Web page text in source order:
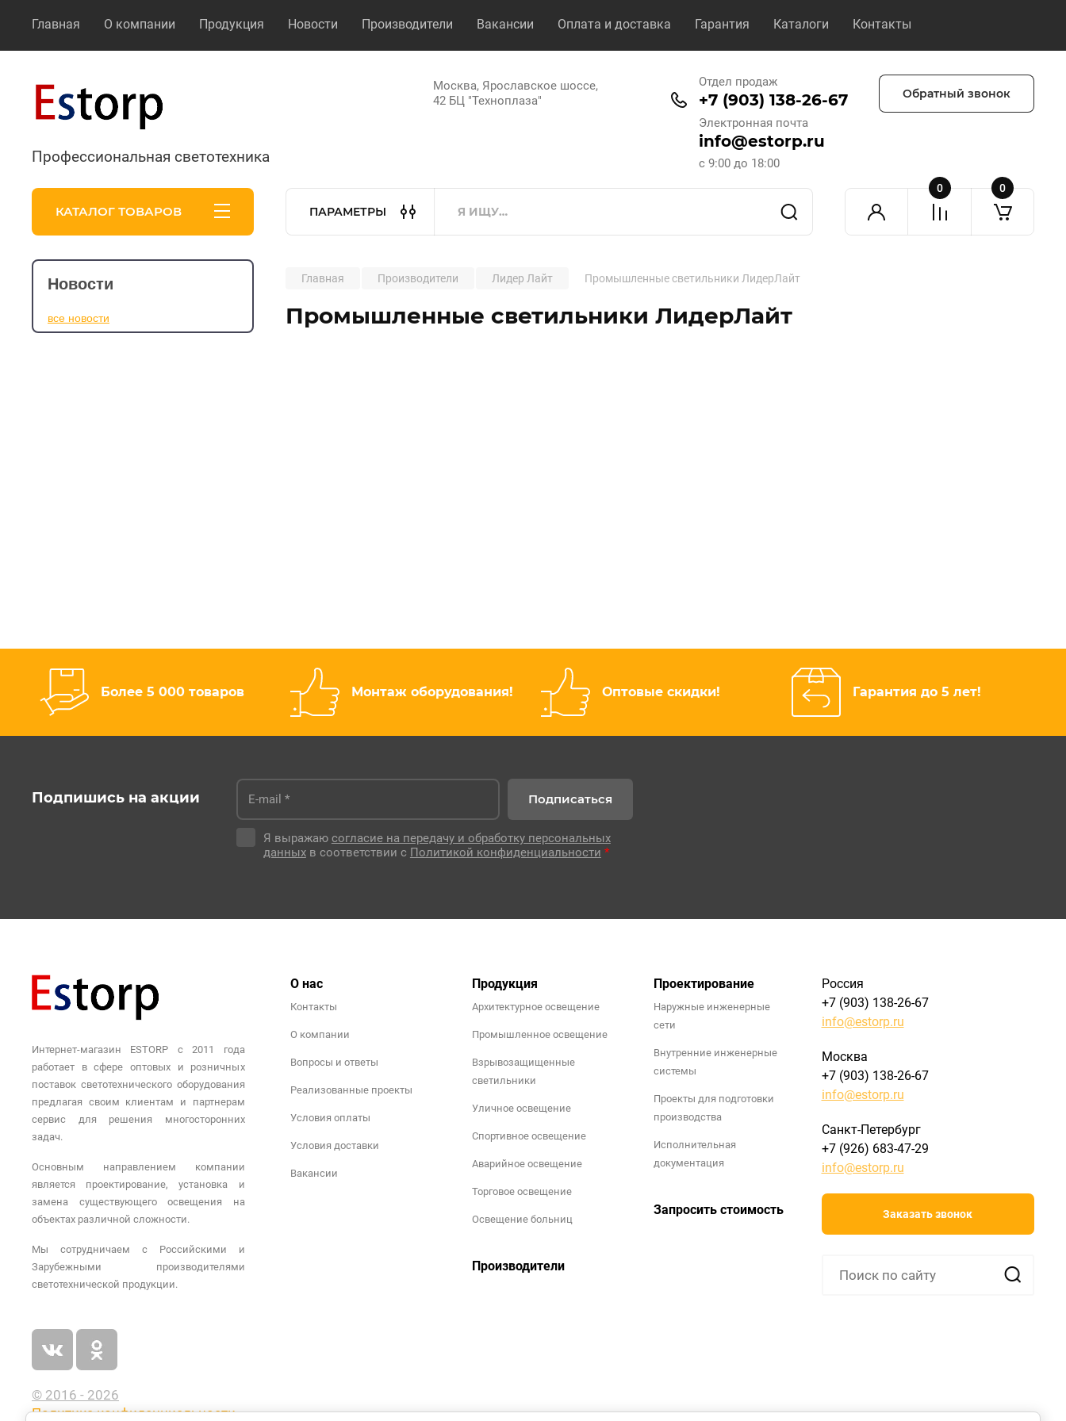
Главная О компании Продукция Новости Производители Вакансии Оплата и доставка Гарантия Каталоги Контакты
Профессиональная светотехника
Москва, Ярославское шоссе,
42 БЦ "Техноплаза"
Отдел продаж
+7 (903) 138-26-67
Электронная почта
info@estorp.ru
с 9:00 до 18:00
Обратный звонок
КАТАЛОГ ТОВАРОВ ПАРАМЕТРЫ
0 0
Новости
все новости
Главная Производители Лидер Лайт Промышленные светильники ЛидерЛайт
Промышленные светильники ЛидерЛайт
Более 5 000 товаров Монтаж оборудования! Оптовые скидки! Гарантия до 5 лет!
Подпишись на акции
Я выражаю согласие на передачу и обработку персональных
данныхв соответствии с Политикой конфиденциальности *
Подписаться
Интернет-магазин ESTORP с 2011 года
работает в сфере оптовых и розничных
поставок светотехнического оборудования
предлагая своим клиентам и партнерам
сервис для решения многосторонних
задач.
Основным направлением компании
является проектирование, установка и
замена существующего освещения на
объектах различной сложности.
Мы сотрудничаем с Российскими и
Зарубежными производителями
светотехнической продукции.
© 2016 - 2026
Политика конфиденциальности
О нас
Контакты
О компании
Вопросы и ответы
Реализованные проекты
Условия оплаты
Условия доставки
Вакансии
Продукция
Архитектурное освещение
Промышленное освещение
Взрывозащищенные
светильники
Уличное освещение
Спортивное освещение
Аварийное освещение
Торговое освещение
Освещение больниц
Производители
Проектирование
Наружные инженерные
сети
Внутренние инженерные
системы
Проекты для подготовки
производства
Исполнительная
документация
Запросить стоимость
Россия
+7 (903) 138-26-67
info@estorp.ru
Москва
+7 (903) 138-26-67
info@estorp.ru
Санкт-Петербург
+7 (926) 683-47-29
info@estorp.ru
Заказать звонок